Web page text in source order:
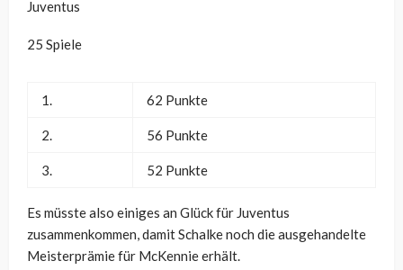
Juventus
25 Spiele
1. 62 Punkte
2. 56 Punkte
3. 52 Punkte
Es müsste also einiges an Glück für Juventus
zusammenkommen, damit Schalke noch die ausgehandelte
Meisterprämie für McKennie erhält.